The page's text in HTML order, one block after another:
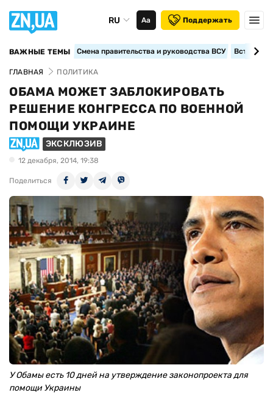
RU Аа Поддержать
ВАЖНЫЕ ТЕМЫ Смена правительства и руководства ВСУ
ГЛАВНАЯ ПОЛИТИКА
ОБАМА МОЖЕТ ЗАБЛОКИРОВАТЬ
РЕШЕНИЕ КОНГРЕССА ПО ВОЕННОЙ
ПОМОЩИ УКРАИНЕ
ЭКСКЛЮЗИВ
12 декабря, 2014, 19:38
Поделиться
У Обамы есть 10 дней на утверждение законопроекта для
помощи Украины